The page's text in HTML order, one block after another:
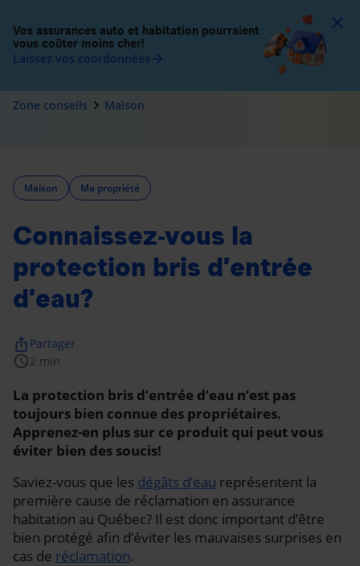
Zone conseils navigate_next Maison
Maison Ma propriété
Connaissez-vous la
protection bris d’entrée
d’eau?
schedule2 min
ios_share Partager
La protection bris d’entrée d’eau n’est pas
toujours bien connue des propriétaires.
Apprenez-en plus sur ce produit qui peut vous
éviter bien des soucis!
Saviez-vous que les dégâts d’eau représentent la
première cause de réclamation en assurance
habitation au Québec? Il est donc important d’être
bien protégé afin d’éviter les mauvaises surprises en
cas de réclamation.
Vos assurances auto et habitation pourraient
vous coûter moins cher!
Laissez vos coordonnées arrow_forward